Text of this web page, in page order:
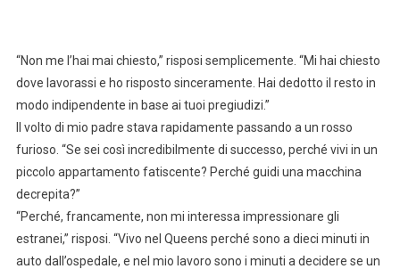
“Non me l’hai mai chiesto,” risposi semplicemente. “Mi hai chiesto
dove lavorassi e ho risposto sinceramente. Hai dedotto il resto in
modo indipendente in base ai tuoi pregiudizi.”
Il volto di mio padre stava rapidamente passando a un rosso
furioso. “Se sei così incredibilmente di successo, perché vivi in un
piccolo appartamento fatiscente? Perché guidi una macchina
decrepita?”
“Perché, francamente, non mi interessa impressionare gli
estranei,” risposi. “Vivo nel Queens perché sono a dieci minuti in
auto dall’ospedale, e nel mio lavoro sono i minuti a decidere se un